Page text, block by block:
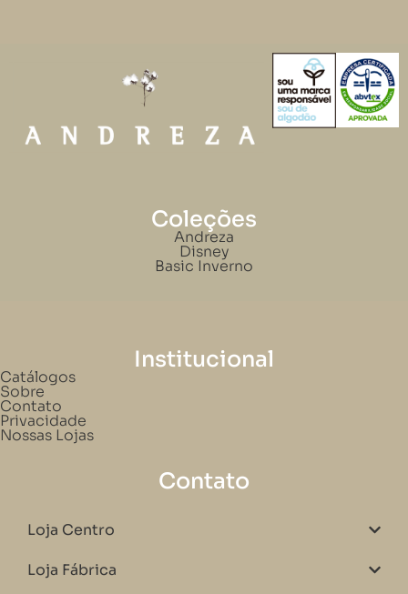
Coleções
Andreza
Disney
Basic Inverno
Institucional
Catálogos
Sobre
Contato
Privacidade
Nossas Lojas
Contato
Loja Centro
Loja Fábrica